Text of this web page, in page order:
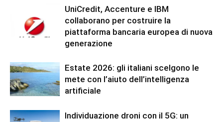
UniCredit, Accenture e IBM
collaborano per costruire la
piattaforma bancaria europea di nuova
generazione
Estate 2026: gli italiani scelgono le
mete con l’aiuto dell’intelligenza
artificiale
Individuazione droni con il 5G: un